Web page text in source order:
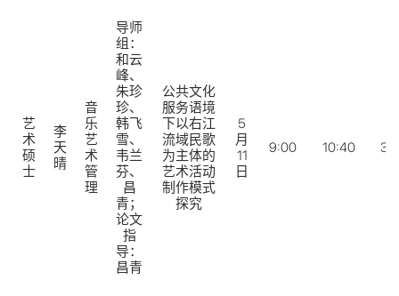
艺
术
硕
士
李
天
晴
音
乐
艺
术
管
理
导师
组：
和云
峰、
朱珍
珍、
韩飞
雪、
韦兰
芬、
昌
青；
论文
指
导：
昌青
公共文化
服务语境
下以右江
流域民歌
为主体的
艺术活动
制作模式
探究
5
月
11
日
9:00 10:40